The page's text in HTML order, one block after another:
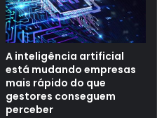
A inteligência artificial
está mudando empresas
mais rápido do que
gestores conseguem
perceber